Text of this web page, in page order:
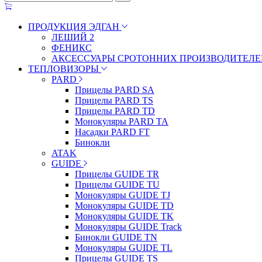
ПРОДУКЦИЯ ЭДГАН
ЛЕШИЙ 2
ФЕНИКС
АКСЕССУАРЫ СРОТОННИХ
ТЕПЛОВИЗОРЫ
PARD
Прицелы PARD SA
Прицелы PARD TS
Прицелы PARD TD
Монокуляры PARD TA
Насадки PARD FT
Бинокли
ATAK
GUIDE
Прицелы GUIDE TR
Прицелы GUIDE TU
Монокуляры GUIDE TJ
Монокуляры GUIDE TD
Монокуляры GUIDE TK
Монокуляры GUIDE Track
Бинокли GUIDE TN
Монокуляры GUIDE TL
Прицелы GUIDE TS